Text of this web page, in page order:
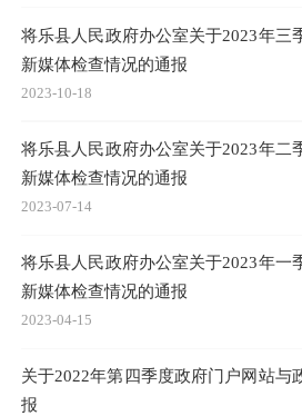
将乐县人民政府办公室关于2023年三
新媒体检查情况的通报
2023-10-18
将乐县人民政府办公室关于2023年二
新媒体检查情况的通报
2023-07-14
将乐县人民政府办公室关于2023年一
新媒体检查情况的通报
2023-04-15
关于2022年第四季度政府门户网站与
报